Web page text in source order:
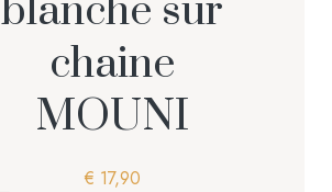
blanche sur
chaine
MOUNI
€ 17,90